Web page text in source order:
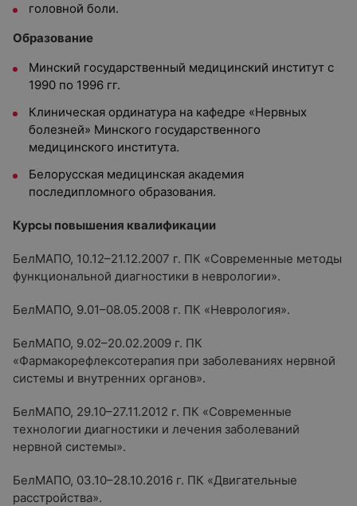
головной боли.
Образование
Минский государственный медицинский институт с
1990 по 1996 гг.
Клиническая ординатура на кафедре «Нервных
болезней» Минского государственного
медицинского института.
Белорусская медицинская академия
последипломного образования.
Курсы повышения квалификации
БелМАПО, 10.12–21.12.2007 г. ПК «Современные методы
функциональной диагностики в неврологии».
БелМАПО, 9.01–08.05.2008 г. ПК «Неврология».
БелМАПО, 9.02–20.02.2009 г. ПК
«Фармакорефлексотерапия при заболеваниях нервной
системы и внутренних органов».
БелМАПО, 29.10–27.11.2012 г. ПК «Современные
технологии диагностики и лечения заболеваний
нервной системы».
БелМАПО, 03.10–28.10.2016 г. ПК «Двигательные
расстройства».